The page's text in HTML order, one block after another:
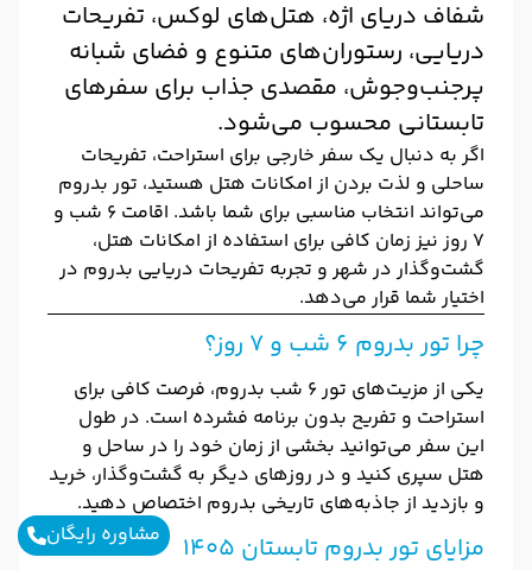
شفاف دریای اژه، هتل‌های لوکس، تفریحات
دریایی، رستوران‌های متنوع و فضای شبانه
پرجنب‌وجوش، مقصدی جذاب برای سفرهای
تابستانی محسوب می‌شود.
اگر به دنبال یک سفر خارجی برای استراحت، تفریحات
ساحلی و لذت بردن از امکانات هتل هستید، تور بدروم
می‌تواند انتخاب مناسبی برای شما باشد. اقامت ۶ شب و
۷ روز نیز زمان کافی برای استفاده از امکانات هتل،
گشت‌وگذار در شهر و تجربه تفریحات دریایی بدروم در
اختیار شما قرار می‌دهد.
چرا تور بدروم ۶ شب و ۷ روز؟
یکی از مزیت‌های تور ۶ شب بدروم، فرصت کافی برای
استراحت و تفریح بدون برنامه فشرده است. در طول
این سفر می‌توانید بخشی از زمان خود را در ساحل و
هتل سپری کنید و در روزهای دیگر به گشت‌وگذار، خرید
و بازدید از جاذبه‌های تاریخی بدروم اختصاص دهید.
مزایای تور بدروم تابستان ۱۴۰۵ مشاوره رایگان